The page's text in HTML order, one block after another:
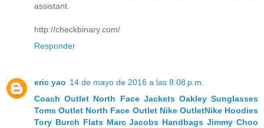
assistant.
http://checkbinary.com/
Responder
eric yao 14 de mayo de 2016 a las 8:08 p.m.
Coach Outlet North Face Jackets Oakley Sunglasses
Toms Outlet North Face Outlet Nike OutletNike Hoodies
Tory Burch Flats Marc Jacobs Handbags Jimmy Choo